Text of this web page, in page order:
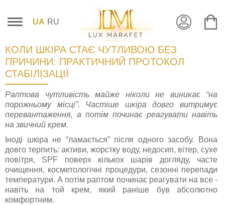
UA RU
КОЛИ ШКІРА СТАЄ ЧУТЛИВОЮ БЕЗ
ПРИЧИНИ: ПРАКТИЧНИЙ ПРОТОКОЛ
СТАБІЛІЗАЦІЇ
Раптова чутливість майже ніколи не виникає “на
порожньому місці”. Частіше шкіра довго витримує
перевантаження, а потім починає реагувати навіть
на звичний крем.
Іноді шкіра не “ламається” після одного засобу. Вона
довго терпить: активи, жорстку воду, недосип, вітер, сухе
повітря, SPF поверх кількох шарів догляду, часте
очищення, косметологічні процедури, сезонні перепади
температури. А потім раптом починає реагувати на все -
навіть на той крем, який раніше був абсолютно
комфортним.